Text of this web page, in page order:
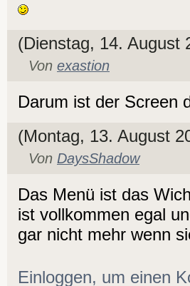
(Dienstag, 14. August
Von exastion
Darum ist der Screen
(Montag, 13. August
Von DaysShadow
Das Menü ist das
ist vollkommen egal
gar nicht mehr wenn
Einloggen, um einen